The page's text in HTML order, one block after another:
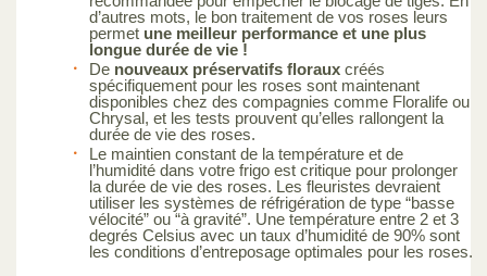
d’autres mots, le bon traitement de vos roses leurs
permet une meilleur performance et une plus
longue durée de vie !
De nouveaux préservatifs floraux créés
spécifiquement pour les roses sont maintenant
disponibles chez des compagnies comme Floralife ou
Chrysal, et les tests prouvent qu’elles rallongent la
durée de vie des roses.
Le maintien constant de la température et de
l’humidité dans votre frigo est critique pour prolonger
la durée de vie des roses. Les fleuristes devraient
utiliser les systèmes de réfrigération de type “basse
vélocité” ou “à gravité”. Une température entre 2 et 3
degrés Celsius avec un taux d’humidité de 90% sont
les conditions d’entreposage optimales pour les roses.